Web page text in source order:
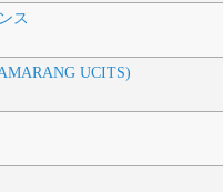
ス
UCITS)